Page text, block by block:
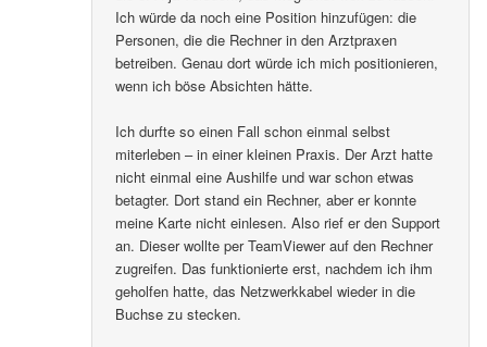
Ich würde da noch eine Position hinzufügen: die
Personen, die die Rechner in den Arztpraxen
betreiben. Genau dort würde ich mich positionieren,
wenn ich böse Absichten hätte.
Ich durfte so einen Fall schon einmal selbst
miterleben – in einer kleinen Praxis. Der Arzt hatte
nicht einmal eine Aushilfe und war schon etwas
betagter. Dort stand ein Rechner, aber er konnte
meine Karte nicht einlesen. Also rief er den Support
an. Dieser wollte per TeamViewer auf den Rechner
zugreifen. Das funktionierte erst, nachdem ich ihm
geholfen hatte, das Netzwerkkabel wieder in die
Buchse zu stecken.